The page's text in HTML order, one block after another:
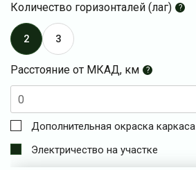
Количество горизонталей (лаг) ?
2 3
Расстояние от МКАД, км ?
Дополнительная окраска каркаса
Электричество на участке